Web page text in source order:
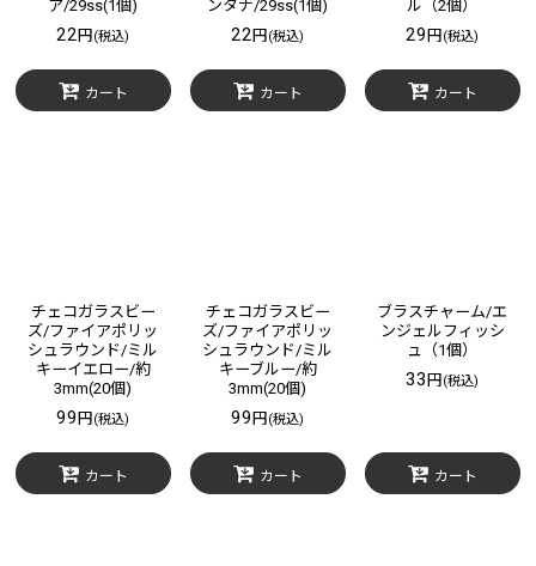
ア/29ss(1個)
22円 (税込)
カート
ンタナ/29ss(1個)
22円 (税込)
カート
ル（2個）
29円 (税込)
カート
チェコガラスビー
ズ/ファイアポリッ
シュラウンド/ミル
キーイエロー/約
3mm(20個)
99円 (税込)
カート
チェコガラスビー
ズ/ファイアポリッ
シュラウンド/ミル
キーブルー/約
3mm(20個)
99円 (税込)
カート
ブラスチャーム/エ
ンジェルフィッシ
ュ（1個）
33円 (税込)
カート